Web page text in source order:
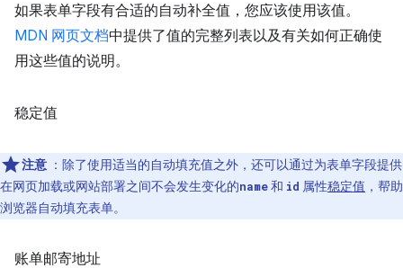
如果表单字段有合适的自动补全值，您应该使用该值。
MDN 网页文档中提供了值的完整列表以及有关如何正确使
用这些值的说明。
稳定值
注意 ：除了使用适当的自动填充值之外，还可以通过为表单字段提供
在网页加载或网站部署之间不会发生变化的name和 id 属性稳定值 ，帮助
浏览器自动填充表单。
账单邮寄地址